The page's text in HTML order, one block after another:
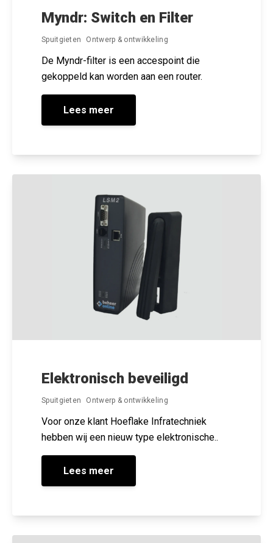
Myndr: Switch en Filter
Spuitgieten Ontwerp & ontwikkeling
De Myndr-filter is een accespoint die
gekoppeld kan worden aan een router.
Lees meer
Elektronisch beveiligd
Spuitgieten Ontwerp & ontwikkeling
Voor onze klant Hoeflake Infratechniek
hebben wij een nieuw type elektronische..
Lees meer